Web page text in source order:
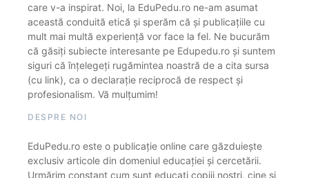
care v-a inspirat. Noi, la EduPedu.ro ne-am asumat
această conduită etică și sperăm că și publicațiile cu
mult mai multă experiență vor face la fel. Ne bucurăm
că găsiți subiecte interesante pe Edupedu.ro și suntem
siguri că înțelegeți rugămintea noastră de a cita sursa
(cu link), ca o declarație reciprocă de respect și
profesionalism. Vă mulțumim!
DESPRE NOI
EduPedu.ro este o publicație online care găzduiește
exclusiv articole din domeniul educației și cercetării.
Urmărim constant cum sunt educați copiii noștri, cine și